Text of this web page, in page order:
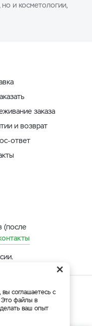
и косметологии,
заказа
и возврат
ответ
(после
×
соглашаетесь с
Это файлы в
ваш опыт